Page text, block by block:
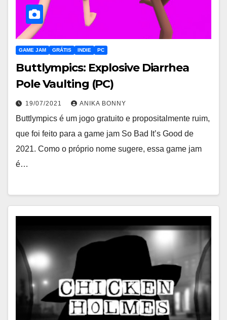
GAME JAM GRÁTIS INDIE PC
Buttlympics: Explosive Diarrhea
Pole Vaulting (PC)
19/07/2021 ANIKA BONNY
Buttlympics é um jogo gratuito e propositalmente ruim,
que foi feito para a game jam So Bad It’s Good de
2021. Como o próprio nome sugere, essa game jam
é…